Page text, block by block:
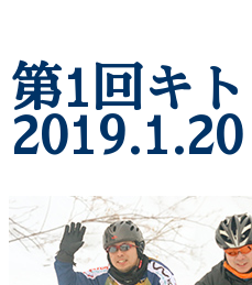
第1回キ